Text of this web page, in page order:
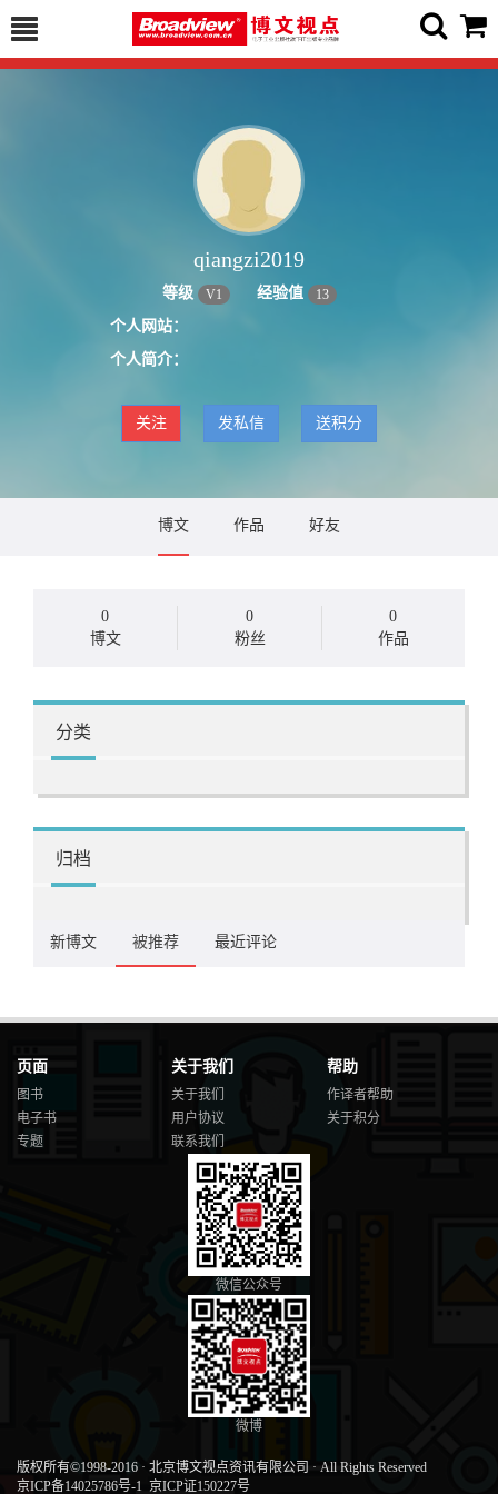
qiangzi2019
等级 V1 经验值 13
个人网站：
个人简介：
关注 发私信 送积分
博文 作品 好友
0
博文
0
粉丝
0
作品
分类
归档
新博文 被推荐 最近评论
页面
图书
电子书
专题
关于我们
关于我们
用户协议
联系我们
帮助
作译者帮助
关于积分
微信公众号
微博
版权所有©1998-2016 · 北京博文视点资讯有限公司 · All Rights Reserved
京ICP备14025786号-1 京ICP证150227号